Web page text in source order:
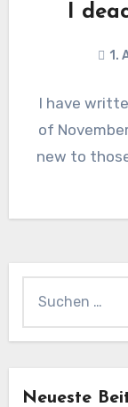
I
1.
I have
of
new to
Neueste